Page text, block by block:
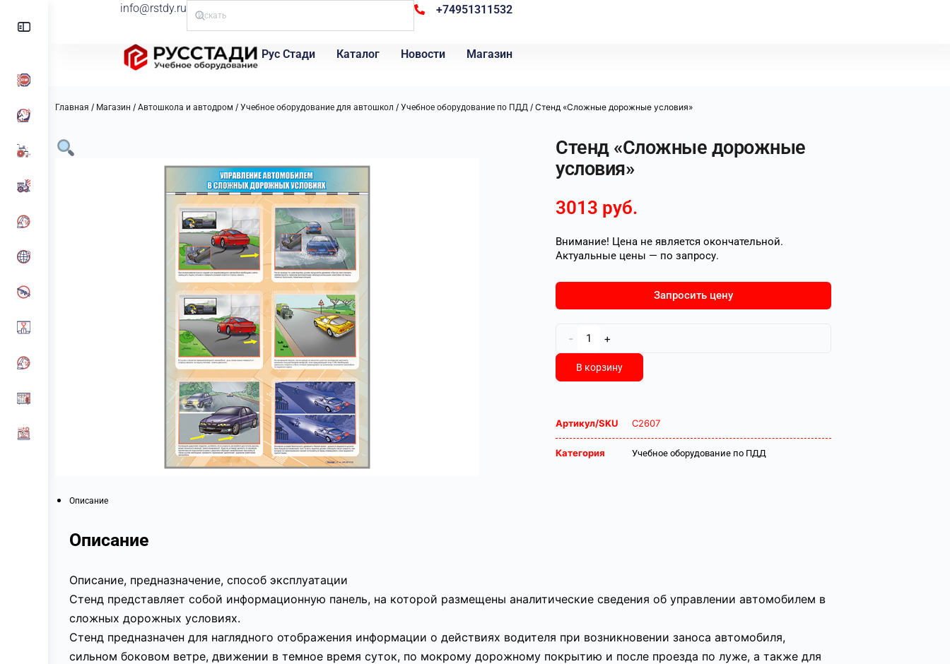
info@rstdy.ru +74951311532
Рус Стади Каталог Новости Магазин
Главная / Магазин / Автошкола и автодром / Учебное оборудование для автошкол / Учебное оборудование по ПДД / Стенд «Сложные дорожные условия»
Стенд «Сложные дорожные
условия»
3013 руб.
Внимание! Цена не является окончательной.
Актуальные цены — по запросу.
Запросить цену
- +
В корзину
Артикул/SKU С2607
Категория Учебное оборудование по ПДД
Описание
Описание
Описание, предназначение, способ эксплуатации
Стенд представляет собой информационную панель, на которой размещены аналитические сведения об управлении автомобилем в
сложных дорожных условиях.
Стенд предназначен для наглядного отображения информации о действиях водителя при возникновении заноса автомобиля,
сильном боковом ветре, движении в темное время суток, по мокрому дорожному покрытию и после проезда по луже, а также для